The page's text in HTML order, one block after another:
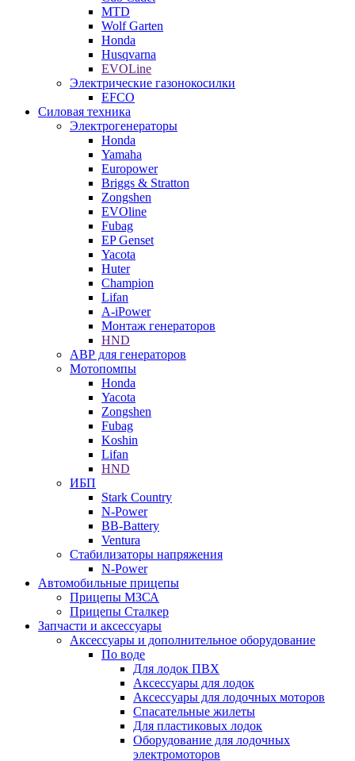
MTD
Wolf Garten
Honda
Husqvarna
EVOLine
Электрические газонокосилки
EFCO
Силовая техника
Электрогенераторы
Honda
Yamaha
Europower
Briggs & Stratton
Zongshen
EVOline
Fubag
EP Genset
Yacota
Huter
Champion
Lifan
A-iPower
Монтаж генераторов
HND
АВР для генераторов
Мотопомпы
Honda
Yacota
Zongshen
Fubag
Koshin
Lifan
HND
ИБП
Stark Country
N-Power
BB-Battery
Ventura
Стабилизаторы напряжения
N-Power
Автомобильные прицепы
Прицепы МЗСА
Прицепы Сталкер
Запчасти и аксессуары
Аксессуары и дополнительное оборудование
По воде
Для лодок ПВХ
Аксессуары для лодок
Аксессуары для лодочных моторов
Спасательные жилеты
Для пластиковых лодок
Оборудование для лодочных
электромоторов